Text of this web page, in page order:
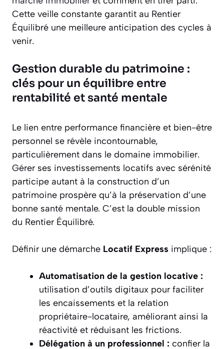
Cette veille constante garantit au Rentier
Équilibré une meilleure anticipation des cycles à
venir.
Gestion durable du patrimoine :
clés pour un équilibre entre
rentabilité et santé mentale
Le lien entre performance financière et bien-être
personnel se révèle incontournable,
particulièrement dans le domaine immobilier.
Gérer ses investissements locatifs avec sérénité
participe autant à la construction d’un
patrimoine prospère qu’à la préservation d’une
bonne santé mentale. C’est la double mission
du Rentier Équilibré.
Définir une démarche Locatif Express implique :
Automatisation de la gestion locative :
utilisation d’outils digitaux pour faciliter
les encaissements et la relation
propriétaire-locataire, améliorant ainsi la
réactivité et réduisant les frictions.
Délégation à un professionnel : confier la